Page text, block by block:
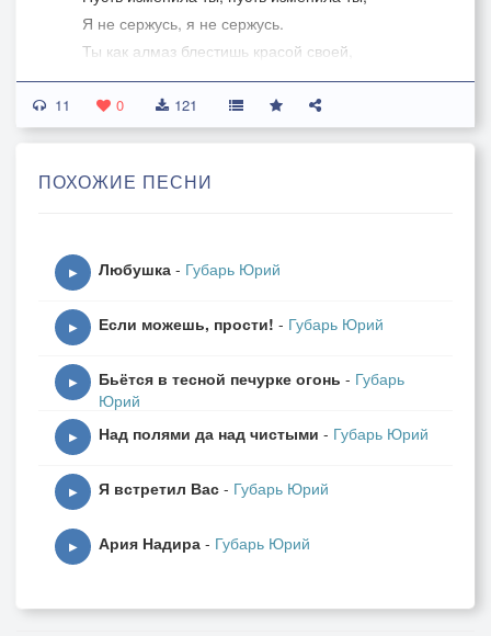
Я не сержусь, я не сержусь.
Ты как алмаз блестишь красой своей,
Но в сердце ночь без звезд и без лучей,
Я это знал.
Я видел раз во сне,
О, сколько мук в сердечке молодом.
https://pesni.guru
11 0 121
ПОХОЖИЕ ПЕСНИ
▶ Любушка - Губарь Юрий
▶ Если можешь, прости! - Губарь Юрий
▶ Бьётся в тесной печурке огонь - Губарь
Юрий
▶ Над полями да над чистыми - Губарь Юрий
▶ Я встретил Вас - Губарь Юрий
▶ Ария Надира - Губарь Юрий